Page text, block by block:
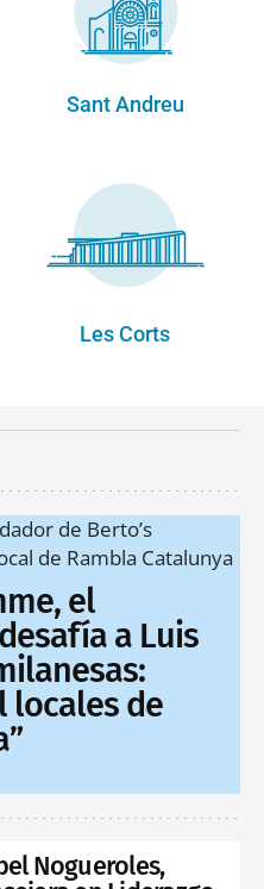
Sant Andreu
Les Corts
el
a Luis
locales de
Nogueroles,